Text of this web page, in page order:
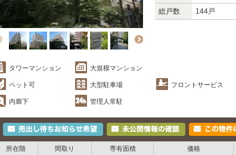
総戸数
144戸
タワーマンション 大規模マンション
ペット可 大型駐車場 フロントサービス
内廊下 管理人常駐
所在階 間取り 専有面積 価格